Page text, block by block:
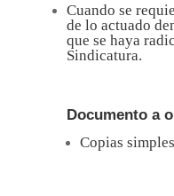
Cuando se
de lo actuado
que se haya
Sindicatura.
Documento a
Copias simples